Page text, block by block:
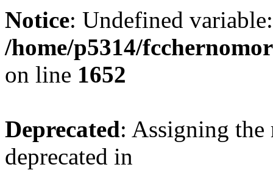
Notice: Undefined
/home/p5314/
on line 1652
Deprecated: Assigning the
deprecated in